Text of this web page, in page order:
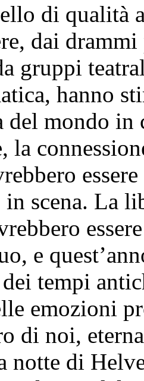
di qualità
dai
gruppi
hanno
del mondo
la
in scena. La
e
tempi
emozioni
di noi,
notte di